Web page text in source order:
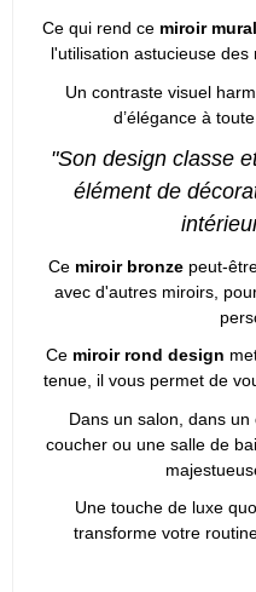
Ce qui rend ce miroir mural
l'utilisation astucieuse
Un contraste visuel
d’élégance à
"Son design classe
élément de
Ce miroir bronze peut-
avec d'autres miroirs,
Ce miroir rond design
tenue, il vous permet de
Dans un salon, dans
coucher ou une salle de
Une touche de luxe
transforme votre